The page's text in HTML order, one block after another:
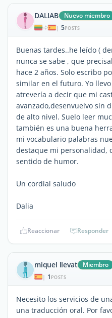
DALIAB Nuevo miembro
| 5POSTS
Buenas tardes..he leído (
nunca se sabe , que
hace 2 años. Solo escribo
similar en el futuro. Yo
atrevería a decir que mi
avanzado,desenvuelvo sin
de alto nivel. Suelo leer
también es una buena
mi vocabulario palabras
destaque mi personalidad,
sentido de humor.
Un cordial saludo
Dalia
Reaccionar Responder
miquel llevat Miembro
| 1 POSTS
Necesito los servicios de
una traducción oral. Por